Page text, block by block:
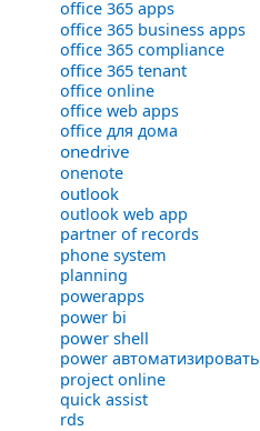
office 365 apps
office 365 business apps
office 365 compliance
office 365 tenant
office online
office web apps
office для дома
onedrive
onenote
outlook
outlook web app
partner of records
phone system
planning
powerapps
power bi
power shell
power автоматизировать
project online
quick assist
rds